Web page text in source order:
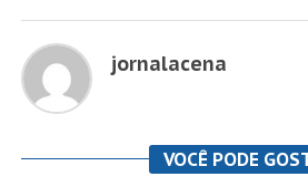
jornalacena
VOCÊ PODE